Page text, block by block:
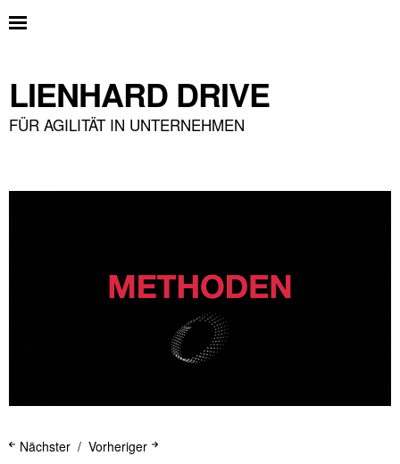
LIENHARD DRIVE
FÜR AGILITÄT IN UNTERNEHMEN
Vorheriger
Nächster